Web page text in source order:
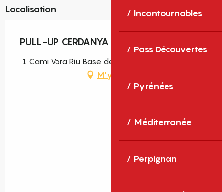
Incontournables
Pass Découvertes
Pyrénées
Méditerranée
Perpignan
Localisation
PULL-UP CERDANYA
1 Cami Vora Riu Base de Loisirs de Err, 66800 Err
M'y rendre